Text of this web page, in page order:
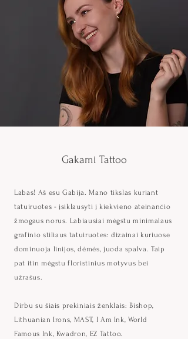
Gakami Tattoo
Labas! Aš esu Gabija. Mano tikslas kuriant
tatuiruotes - įsiklausyti į kiekvieno ateinančio
žmogaus norus. Labiausiai mėgstu minimalaus
grafinio stiliaus tatuiruotes: dizainai kuriuose
dominuoja linijos, dėmės, juoda spalva. Taip
pat itin mėgstufloristinius motyvus bei
užrašus.
Dirbu su šiais prekiniais ženklais: Bishop,
Lithuanian Irons, MAST, I Am Ink, World
Famous Ink, Kwadron, EZ Tattoo.